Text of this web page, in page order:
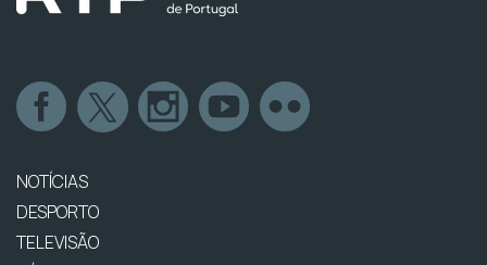
NOTÍCIAS
DESPORTO
TELEVISÃO